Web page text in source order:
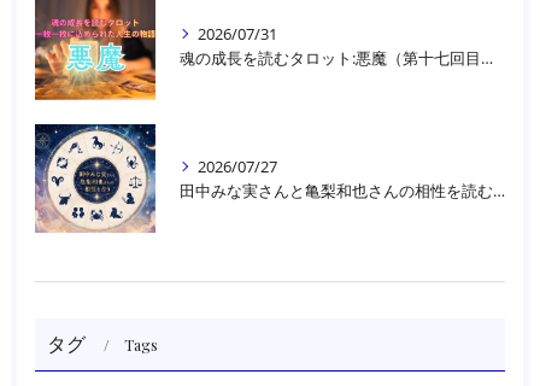
2026/07/31
魂の成長を読むタロット:悪魔（第十七回目）｜大阪・箕面占いスクールラブアンドライト
2026/07/27
田中みな実さんと亀梨和也さんの相性を読む｜大阪・箕面占いスクールラブアンドライト
タグ Tags